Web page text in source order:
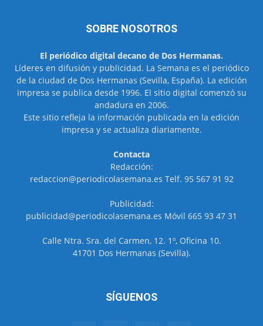
SOBRE NOSOTROS
El periódico digital decano de Dos Hermanas.
Líderes en difusión y publicidad. La Semana es el periódico
de la ciudad de Dos Hermanas (Sevilla, España). La edición
impresa se publica desde 1996. El sitio digital comenzó su
andadura en 2006.
Este sitio refleja la información publicada en la edición
impresa y se actualiza diariamente.
Contacta
Redacción:
redaccion@periodicolasemana.es Telf. 95 567 91 92
Publicidad:
publicidad@periodicolasemana.es Móvil 665 93 47 31
Calle Ntra. Sra. del Carmen, 12. 1º, Oficina 10.
41701 Dos Hermanas (Sevilla).
SÍGUENOS